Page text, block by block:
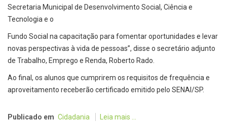
Secretaria Municipal de Desenvolvimento Social, Ciência e
Tecnologia e o
Fundo Social na capacitação para fomentar oportunidades e levar
novas perspectivas à vida de pessoas”, disse o secretário adjunto
de Trabalho, Emprego e Renda, Roberto Rado.
Ao final, os alunos que cumprirem os requisitos de frequência e
aproveitamento receberão certificado emitido pelo SENAI/SP.
Publicado em Cidadania Leia mais ...